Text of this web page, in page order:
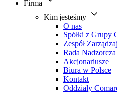
Firma
Kim jesteśmy
O nas
Spółki z Grupy
Zespół
Rada Nadzorcza
Akcjonariusze
Biura w Polsce
Kontakt
Oddziały